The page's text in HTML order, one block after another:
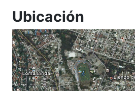
Ubicación